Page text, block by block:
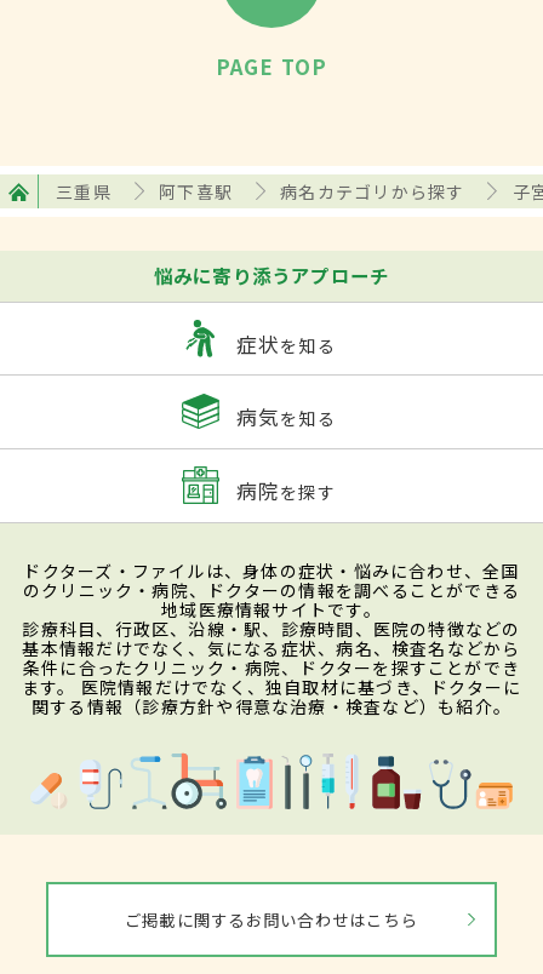
PAGE TOP
三重県 阿下喜駅 病名カテゴリから探す 子
悩みに寄り添うアプローチ
症状を知る
病気を知る
病院を探す
ドクターズ・ファイルは、身体の症状・悩みに合わせ、全国
のクリニック・病院、ドクターの情報を調べることができる
地域医療情報サイトです。
診療科目、行政区、沿線・駅、診療時間、医院の特徴などの
基本情報だけでなく、気になる症状、病名、検査名などから
条件に合ったクリニック・病院、ドクターを探すことができ
ます。 医院情報だけでなく、独自取材に基づき、ドクターに
関する情報（診療方針や得意な治療・検査など）も紹介。
ご掲載に関するお問い合わせはこちら